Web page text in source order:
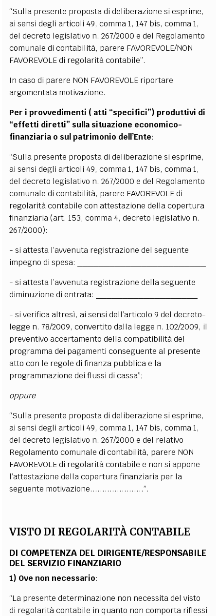
“Sulla presente proposta di deliberazione si esprime,
ai sensi degli articoli 49, comma 1, 147 bis, comma 1,
del decreto legislativo n. 267/2000 e del Regolamento
comunale di contabilità, parere FAVOREVOLE/NON
FAVOREVOLE di regolarità contabile”.
In caso di parere NON FAVOREVOLE riportare
argomentata motivazione.
Per i provvedimenti ( atti “specifici”) produttivi di
“effetti diretti” sulla situazione economico-
finanziaria o sul patrimonio dell’Ente:
“Sulla presente proposta di deliberazione si esprime,
ai sensi degli articoli 49, comma 1, 147 bis, comma 1,
del decreto legislativo n. 267/2000 e del Regolamento
comunale di contabilità, parere FAVOREVOLE di
regolarità contabile con attestazione della copertura
finanziaria (art. 153, comma 4, decreto legislativo n.
267/2000):
- si attesta l’avvenuta registrazione del seguente
impegno di spesa: ________________________
- si attesta l’avvenuta registrazione della seguente
diminuzione di entrata: ___________________
- si verifica altresì, ai sensi dell’articolo 9 del decreto-
legge n. 78/2009, convertito dalla legge n. 102/2009, il
preventivo accertamento della compatibilità del
programma dei pagamenti conseguente al presente
atto con le regole di finanza pubblica e la
programmazione dei flussi di cassa”;
oppure
“Sulla presente proposta di deliberazione si esprime,
ai sensi degli articoli 49, comma 1, 147 bis, comma 1,
del decreto legislativo n. 267/2000 e del relativo
Regolamento comunale di contabilità, parere NON
FAVOREVOLE di regolarità contabile e non si appone
l’attestazione della copertura finanziaria per la
seguente motivazione......................”.
VISTO DI REGOLARITÀ CONTABILE
DI COMPETENZA DEL DIRIGENTE/RESPONSABILE
DEL SERVIZIO FINANZIARIO
1) Ove non necessario:
“La presente determinazione non necessita del visto
di regolarità contabile in quanto non comporta riflessi